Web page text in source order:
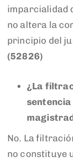
imparcialidad
no altera la
principio del
(52826)
¿La
No. La
no constituye